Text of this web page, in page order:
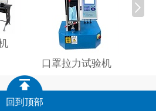
口罩拉力试验机
回到顶部